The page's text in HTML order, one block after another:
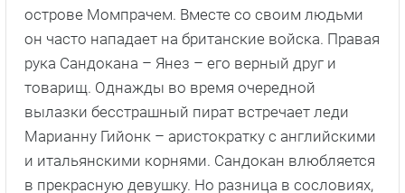
острове Момпрачем. Вместе со своим людьми
он часто нападает на британские войска. Правая
рука Сандокана – Янез – его верный друг и
товарищ. Однажды во время очередной
вылазки бесстрашный пират встречает леди
Марианну Гийонк – аристократку с английскими
и итальянскими корнями. Сандокан влюбляется
в прекрасную девушку. Но разница в сословиях,